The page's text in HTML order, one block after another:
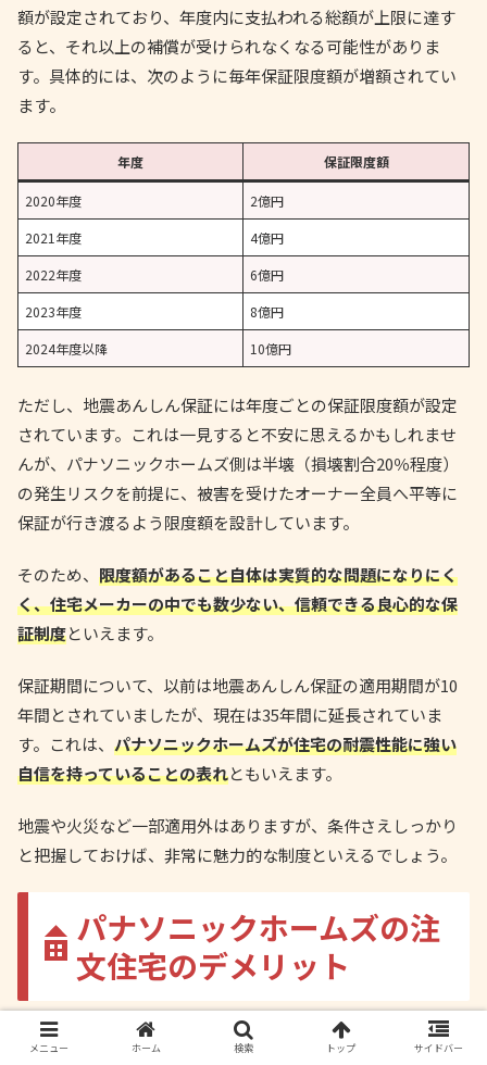
額が設定されており、年度内に支払われる総額が上限に達す
ると、それ以上の補償が受けられなくなる可能性がありま
す。具体的には、次のように毎年保証限度額が増額されてい
ます。
年度 保証限度額
2020年度
2億円
2021年度
4億円
2022年度
6億円
2023年度
8億円
2024年度以降
10億円
ただし、地震あんしん保証には年度ごとの保証限度額が設定
されています。これは一見すると不安に思えるかもしれませ
んが、パナソニックホームズ側は半壊（損壊割合20％程度）
の発生リスクを前提に、被害を受けたオーナー全員へ平等に
保証が行き渡るよう限度額を設計しています。
そのため、 限度額があること自体は実質的な問題になりにく
く、住宅メーカーの中でも数少ない、信頼できる良心的な保
証制度といえます。
保証期間について、以前は地震あんしん保証の適用期間が10
年間とされていましたが、現在は35年間に延長されていま
す。これは、 パナソニックホームズが住宅の耐震性能に強い
自信を持っていることの表れともいえます。
地震や火災など一部適用外はありますが、条件さえしっかり
と把握しておけば、非常に魅力的な制度といえるでしょう。
パナソニックホームズの注
文住宅のデメリット
パナソニックホームズの注文住宅は、高い耐震性能や快適な
メニュー ホーム 検索 トップ サイドバー